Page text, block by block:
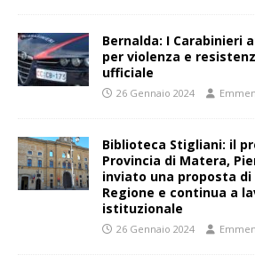
Bernalda: I Carabinieri
per violenza e
ufficiale
26 Gennaio 2024
Biblioteca Stigliani: il
Provincia di Matera,
inviato una proposta
Regione e continua a
istituzionale
26 Gennaio 2024